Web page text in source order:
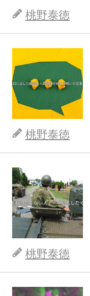
桃野泰徳
桃野泰徳
桃野泰徳